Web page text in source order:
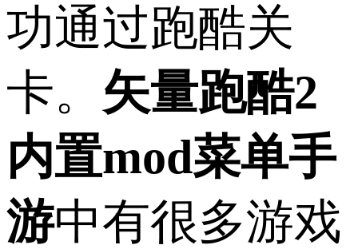
功通过跑酷关
卡。 矢量跑酷2
内置mod菜单手
游中有很多游戏